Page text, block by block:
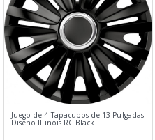
Juego de 4 Tapacubos de 13 Pulgadas
Diseño Illinois RC Black